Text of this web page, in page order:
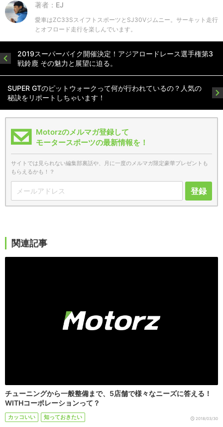
著者：EJ
愛車はZC33SスイフトスポーツとSJ30Vジムニー。サーキット走行
とオフロード走行を楽しんでいます。
2019スーパーバイク開催決定！アジアロードレース選手権第3
戦鈴鹿 その魅力と展望に迫る。
SUPER GTのピットウォークって何が行われているの？人気の
秘訣をリポートしちゃいます！
Motorzのメルマガ登録して
モータースポーツの最新情報を！
サイトでは見られない編集部裏話や、月に一度のメルマガ限定豪華プレゼントも
もらえるかも！？
登録
関連記事
チューニングから一般整備まで、5店舗で様々なニーズに答える！
WITHコーポレーションって？
カッコいい 知っておきたい 2018/03/30